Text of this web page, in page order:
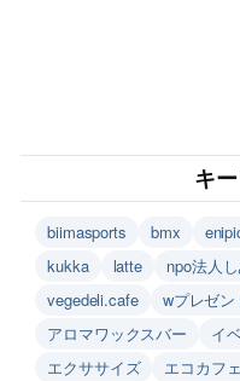
キ
biimasports bmx
kukka
latte npo法人
vegedeli.cafe
wプレゼン
アロマワックスバー
イ
エクササイズ
エコカフェ